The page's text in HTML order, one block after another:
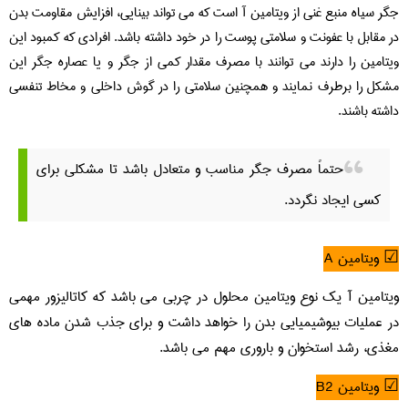
جگر سیاه منبع غنی از ویتامین آ است که می تواند بینایی، افزایش مقاومت بدن
در مقابل با عفونت و سلامتی پوست را در خود داشته باشد. افرادی که کمبود این
ویتامین را دارند می توانند با مصرف مقدار کمی از جگر و یا عصاره جگر این
مشکل را برطرف نمایند و همچنین سلامتی را در گوش داخلی و مخاط تنفسی
داشته باشند.
حتماً مصرف جگر مناسب و متعادل باشد تا مشکلی برای
کسی ایجاد نگردد.
☑ ویتامین A
ویتامین آ یک نوع ویتامین محلول در چربی می باشد که کاتالیزور مهمی
در عملیات بیوشیمیایی بدن را خواهد داشت و برای جذب شدن ماده های
مغذی، رشد استخوان و باروری مهم می باشد.
☑ ویتامین B2